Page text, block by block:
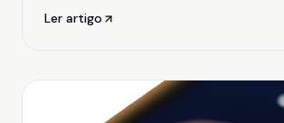
Ler artigo